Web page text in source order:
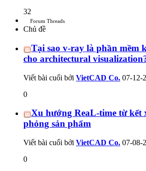
32
Forum Threads
Chủ đề
Tại sao v-ray là phần mềm
cho architectural
Viết bài cuối bởi VietCAD Co. 07-12-
0
Xu hướng ReaL-time từ kết
phỏng sản phẩm
Viết bài cuối bởi VietCAD Co. 07-08-
0